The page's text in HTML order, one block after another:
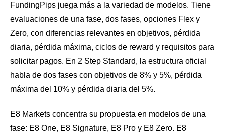
FundingPips juega más a la variedad de modelos. Tiene
evaluaciones de una fase, dos fases, opciones Flex y
Zero, con diferencias relevantes en objetivos, pérdida
diaria, pérdida máxima, ciclos de reward y requisitos para
solicitar pagos. En 2 Step Standard, la estructura oficial
habla de dos fases con objetivos de 8% y 5%, pérdida
máxima del 10% y pérdida diaria del 5%.
E8 Markets concentra su propuesta en modelos de una
fase: E8 One, E8 Signature, E8 Pro y E8 Zero. E8